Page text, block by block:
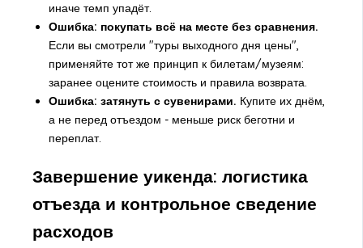
иначе темп упадёт.
Ошибка: покупать всё на месте без сравнения.
Если вы смотрели "туры выходного дня цены",
применяйте тот же принцип к билетам/музеям:
заранее оцените стоимость и правила возврата.
Ошибка: затянуть с сувенирами. Купите их днём,
а не перед отъездом - меньше риск беготни и
переплат.
Завершение уикенда: логистика
отъезда и контрольное сведение
расходов